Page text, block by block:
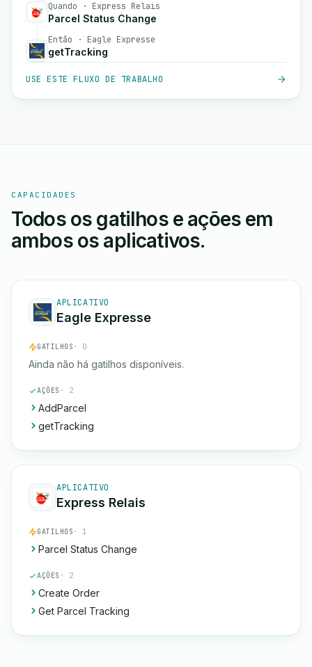
Quando · Express Relais
Parcel Status Change
Então · Eagle Expresse
getTracking
USE ESTE FLUXO DE TRABALHO
CAPACIDADES
Todos os gatilhos e ações em
ambos os aplicativos.
APLICATIVO
Eagle Expresse
GATILHOS · 0
Ainda não há gatilhos disponíveis.
AÇÕES · 2
AddParcel
getTracking
APLICATIVO
Express Relais
GATILHOS · 1
Parcel Status Change
AÇÕES · 2
Create Order
Get Parcel Tracking